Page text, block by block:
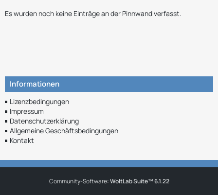
Es wurden noch keine Einträge an der Pinnwand verfasst.
Informationen
Lizenzbedingungen
Impressum
Datenschutzerklärung
Allgemeine Geschäftsbedingungen
Kontakt
Community-Software:WoltLab Suite™ 6.1.22